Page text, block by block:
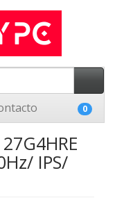
0
IPS/